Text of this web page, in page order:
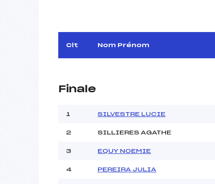
Arbitre :
Assistant :
Nombre de portes :
Traceur :
Clt Nom Prénom
Finale
1 SILVESTRE LUCIE
2 SILLIERES AGATHE
3 EQUY NOEMIE
4 PEREIRA JULIA